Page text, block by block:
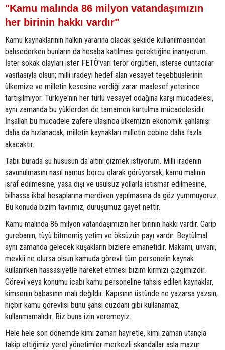
"Kamu malında 86 milyon vatandaşımızın
her birinin hakkı vardır"
Kamu kaynaklarının halkın yararına olacak şekilde kullanılmasından
bahsederken bunların da hesaba katılması gerektiğine inanıyorum.
İster sokak olayları ister FETÖ'vari terör örgütleri, isterse cuntacılar
vasıtasıyla olsun; milli iradeyi hedef alan vesayet teşebbüslerinin
ülkemize ve milletin kesesine verdiği zarar maalesef yeterince
tartışılmıyor. Türkiye'nin her türlü vesayet odağına karşı mücadelesi,
aynı zamanda bu yüklerden de tamamen kurtulma mücadelesidir.
İnşallah bu mücadele zafere ulaşınca ülkemizin ekonomik şahlanışı
daha da hızlanacak, milletin kaynakları milletin cebine daha fazla
akacaktır.
Tabii burada şu hususun da altını çizmek istiyorum. Milli iradenin
savunulmasını nasıl namus borcu olarak görüyorsak; kamu malının
israf edilmesine, yasa dışı ve usulsüz yollarla istismar edilmesine,
bilhassa ikbal hesaplarına merdiven yapılmasına da göz yummuyoruz.
Bu konuda bizim tavrımız, duruşumuz gayet nettir.
Kamu malında 86 milyon vatandaşımızın her birinin hakkı vardır. Garip
gurebanın, tüyü bitmemiş yetim ve öksüzün payı vardır. Beytülmal
aynı zamanda gelecek kuşakların bizlere emanetidir. Makamı, unvanı,
mevkii ne olursa olsun kamuda görevli tüm personelin kaynak
kullanırken hassasiyetle hareket etmesi bizim kırmızı çizgimizdir.
Görevi veya konumu icabı kamu personeline tahsis edilen kaynaklar,
kimsenin babasının malı değildir. Kapısının üstünde ne yazarsa yazsın,
hiçbir kamu görevlisi bunu şahsi cüzdanı gibi kullanamaz,
kullanmamalıdır. Biz buna izin veremeyiz.
Hele hele son dönemde kimi zaman hayretle, kimi zaman utançla
takip ettiğimiz yerel yönetimler merkezli skandallar asla mazur